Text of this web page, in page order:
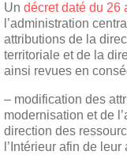
Un décret daté du 26
l’administration
attributions de la
territoriale et de la
ainsi revues en
– modification des
modernisation et de
direction des
l’Intérieur afin de